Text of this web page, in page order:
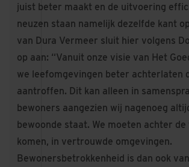
juist beter maakt en de uitvoering
neuzen staan namelijk dezelfde kant
van Dura Vermeer sluit hier volgens
op aan: “Vanuit onze visie van Het
we leefomgevingen beter achterlaten
aantroffen. Dit kan alleen in
bewoners aangezien wij nagenoeg
bewoonde staat. We moeten achter
komen, in vertrouwde omgevingen.
Bewonersbetrokkenheid is dan ook